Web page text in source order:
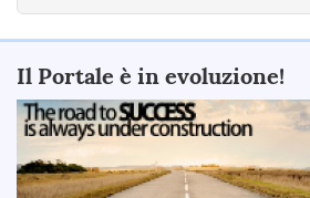
Il Portale è in evoluzione!